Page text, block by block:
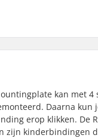
kan met 4
Daarna kun
erop klikken. De
zijn kinderbindingen